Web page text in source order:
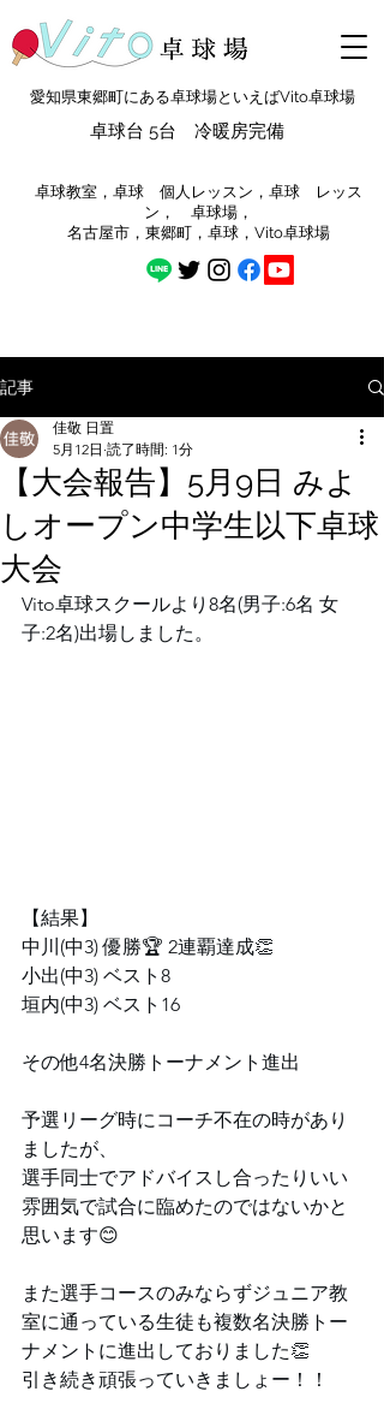
愛知県東郷町にある卓球場といえばVito卓球場
卓球台 5台 冷暖房完備
​卓球教室，卓球 個人レッスン，卓球 レッス
ン， 卓球場，
​名古屋市，東郷町，卓球，Vito卓球場
記事
【大会報告】5月9日 みよ
しオープン中学生以下卓球
大会⁡⁡
佳敬 日置
5月12日 読了時間: 1分
⁡Vito卓球スクールより8名(男子:6名 女
子:2名)出場しました。⁡
⁡⁡⁡【結果】⁡
⁡中川(中3) 優勝🏆 2連覇達成👏⁡
⁡小出(中3) ベスト8⁡
⁡垣内(中3) ベスト16
⁡その他4名決勝トーナメント進出⁡
予選リーグ時にコーチ不在の時があり
ましたが、⁡
⁡選手同士でアドバイスし合ったりいい
雰囲気で試合に臨めたのではないかと
思います😊⁡
⁡⁡⁡また選手コースのみならずジュニア教
室に通っている生徒も複数名決勝トー
ナメントに進出しておりました👏⁡
引き続き頑張っていきましょー！！⁡